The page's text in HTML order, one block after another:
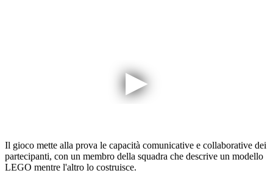
Il gioco mette alla prova le capacità comunicative e collaborative dei
partecipanti, con un membro della squadra che descrive un modello
LEGO mentre l'altro lo costruisce.